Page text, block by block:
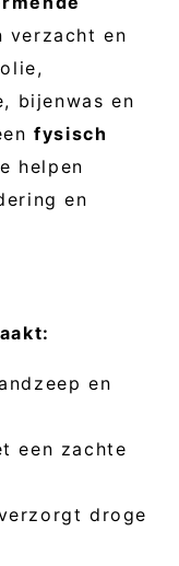
verzacht en
bijenwas en
fysisch
helpen
en
en
een zachte
droge